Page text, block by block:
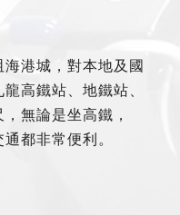
港城，對本地及國
高鐵站、地鐵站、
無論是坐高鐵，
都非常便利。